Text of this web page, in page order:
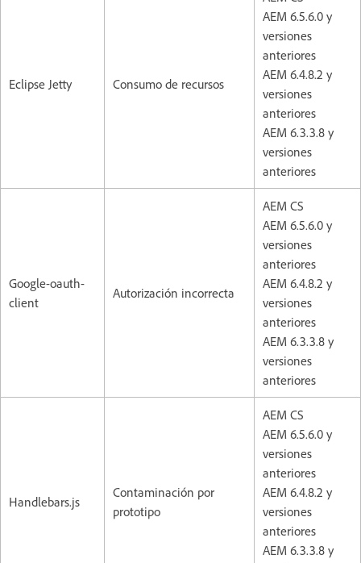
Eclipse Jetty Consumo de recursos
AEM 6.5.6.0 y
versiones
anteriores
AEM 6.4.8.2 y
versiones
anteriores
AEM 6.3.3.8 y
versiones
anteriores
Google-oauth-
client
Autorización incorrecta
AEM CS
AEM 6.5.6.0 y
versiones
anteriores
AEM 6.4.8.2 y
versiones
anteriores
AEM 6.3.3.8 y
versiones
anteriores
Handlebars.js
Contaminación por
prototipo
AEM CS
AEM 6.5.6.0 y
versiones
anteriores
AEM 6.4.8.2 y
versiones
anteriores
AEM 6.3.3.8 y